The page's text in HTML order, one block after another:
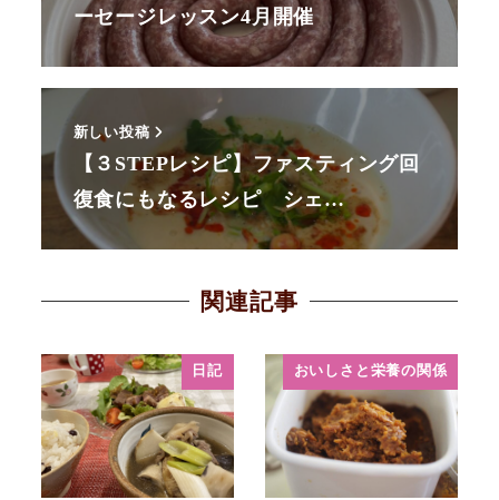
ーセージレッスン4月開催
新しい投稿
【３STEPレシピ】ファスティング回
復食にもなるレシピ シェ…
関連記事
日記 おいしさと栄養の関係